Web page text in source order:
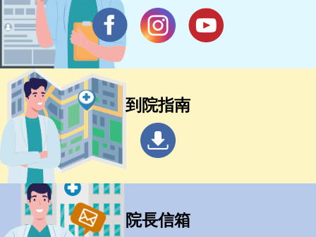
到院指南
院長信箱